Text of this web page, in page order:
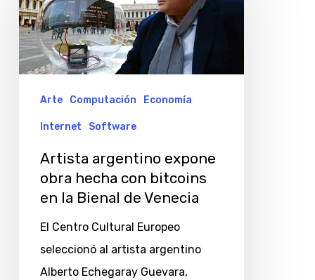
expone
obra
hecha
con
bitcoins
Bienal
Venecia
Arte Computación Economía
Internet Software
Artista argentino expone
obra hecha con bitcoins
en la Bienal de Venecia
El Centro Cultural Europeo
seleccionó al artista argentino
Alberto Echegaray Guevara,